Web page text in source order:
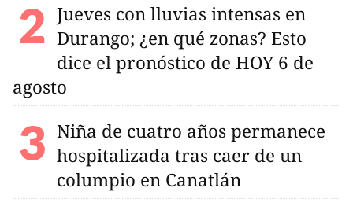
Jueves con lluvias intensas en
Durango; ¿en qué zonas? Esto
dice el pronóstico de HOY 6 de
agosto
Niña de cuatro años permanece
hospitalizada tras caer de un
columpio en Canatlán